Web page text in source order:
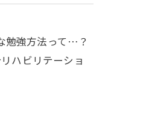
勉強方法って…？
ハビリテーショ